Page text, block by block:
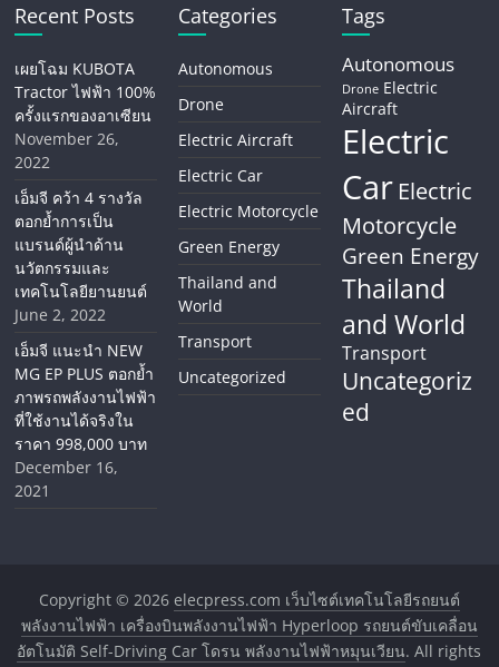
Recent Posts
เผยโฉม KUBOTA
Tractor ไฟฟ้า 100%
ครั้งแรกของอาเซียน
November 26,
2022
เอ็มจี คว้า 4 รางวัล
ตอกย้ำการเป็น
แบรนด์ผู้นำด้าน
นวัตกรรมและ
เทคโนโลยียานยนต์
June 2, 2022
เอ็มจี แนะนำ NEW
MG EP PLUS ตอกย้ำ
ภาพรถพลังงานไฟฟ้า
ที่ใช้งานได้จริงใน
ราคา 998,000 บาท
December 16,
2021
Categories
Autonomous
Drone
Electric Aircraft
Electric Car
Electric Motorcycle
Green Energy
Thailand and
World
Transport
Uncategorized
Tags
Autonomous
Drone Electric
Aircraft
Electric
Car Electric
Motorcycle
Green Energy
Thailand
and World
Transport
Uncategoriz
ed
Copyright © 2026 elecpress.com เว็บไซต์เทคโนโลยีรถยนต์
พลังงานไฟฟ้า เครื่องบินพลังงานไฟฟ้า Hyperloop รถยนต์ขับเคลื่อน
อัตโนมัติ Self-Driving Car โดรน พลังงานไฟฟ้าหมุนเวียน. All rights